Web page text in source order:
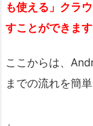
も使える」クラ
すことができます
ここからは、
までの流れを簡